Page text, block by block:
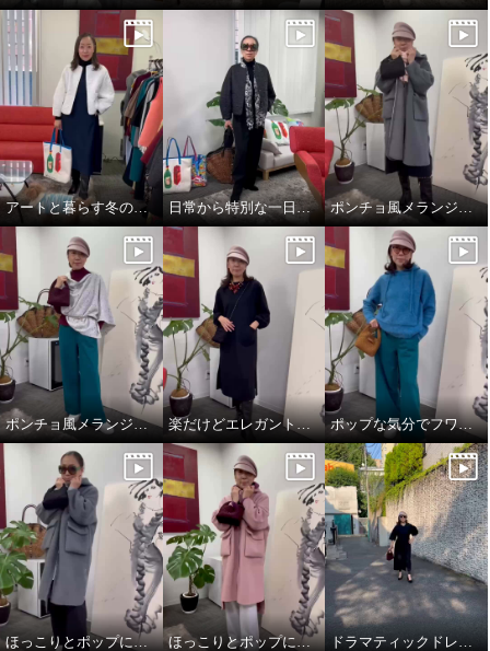
アートと暮らす冬のワンシーン。 日常から特別な一日まで。表現を変えるエレガンス❣️ ポンチョ風メランジニットストール
ポンチョ風メランジニットストール 楽だけどエレガントスタイル ポップな気分でフワモコパーカー
ほっこりとポップに冬を楽しことむコートスタイル ほっこりとポップに冬を楽しことむコートスタイル ドラマティックドレスで秋を楽しむ